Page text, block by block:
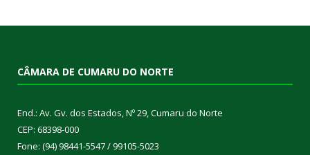
CÂMARA DE CUMARU DO NORTE
End.: Av. Gv. dos Estados, Nº 29, Cumaru do Norte
CEP: 68398-000
Fone: (94) 98441-5547 / 99105-5023